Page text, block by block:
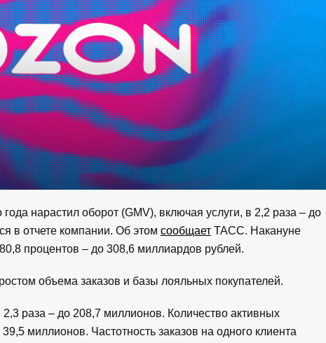
нарастил оборот (GMV), включая услуги, в 2,2 раза – до
в отчете компании. Об этом сообщает ТАСС. Накануне
процентов – до 308,6 миллиардов рублей.
объема заказов и базы лояльных покупателей.
2,3 раза – до 208,7 миллионов. Количество активных
миллионов. Частотность заказов на одного клиента